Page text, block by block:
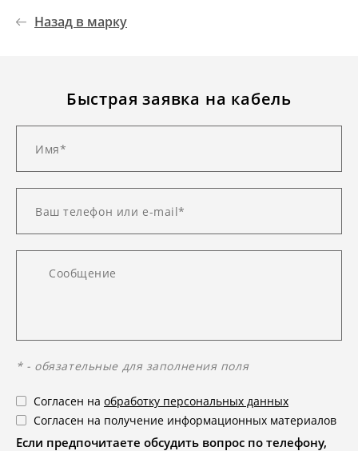
Назад в марку
Быстрая заявка на кабель
* - обязательные для заполнения поля
Согласен на обработку персональных данных
Согласен на получение информационных материалов
Если предпочитаете обсудить вопрос по телефону,